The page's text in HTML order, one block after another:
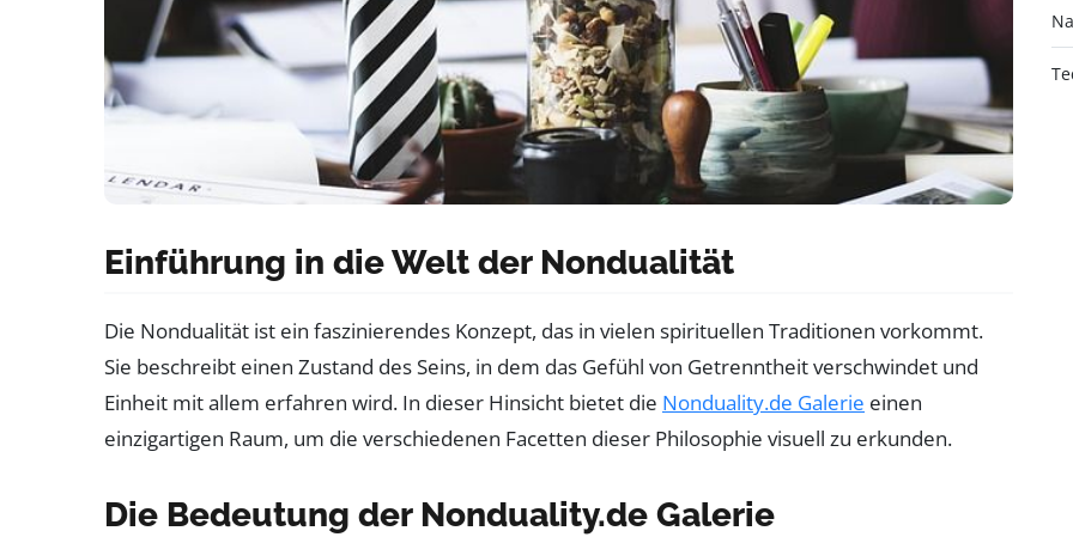
Einführung in die Welt der Nondualität
Die Nondualität ist ein faszinierendes Konzept, das in vielen spirituellen Traditionen vorkommt.
Sie beschreibt einen Zustand des Seins, in dem das Gefühl von Getrenntheit verschwindet und
Einheit mit allem erfahren wird. In dieser Hinsicht bietet die Nonduality.de Galerie einen
einzigartigen Raum, um die verschiedenen Facetten dieser Philosophie visuell zu erkunden.
Die Bedeutung der Nonduality.de Galerie